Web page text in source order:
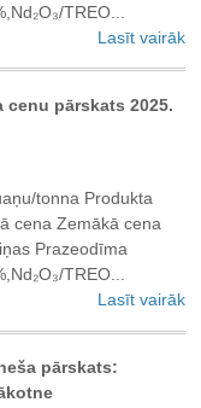
TREO...
Lasīt vairāk
cenu pārskats 2025.
tonna Produkta
cena Zemākā cena
Prazeodīma
TREO...
Lasīt vairāk
pārskats: